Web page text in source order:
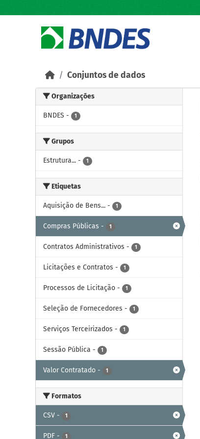
Conjuntos de dados
Organizações
BNDES - 1
Grupos
Estrutura... - 1
Etiquetas
Aquisição de Bens... - 1
Compras Públicas - 1
Contratos Administrativos - 1
Licitações e Contratos - 1
Processos de Licitação - 1
Seleção de Fornecedores - 1
Serviços Terceirizados - 1
Sessão Pública - 1
Valor Contratado - 1
Formatos
CSV - 1
PDF - 1